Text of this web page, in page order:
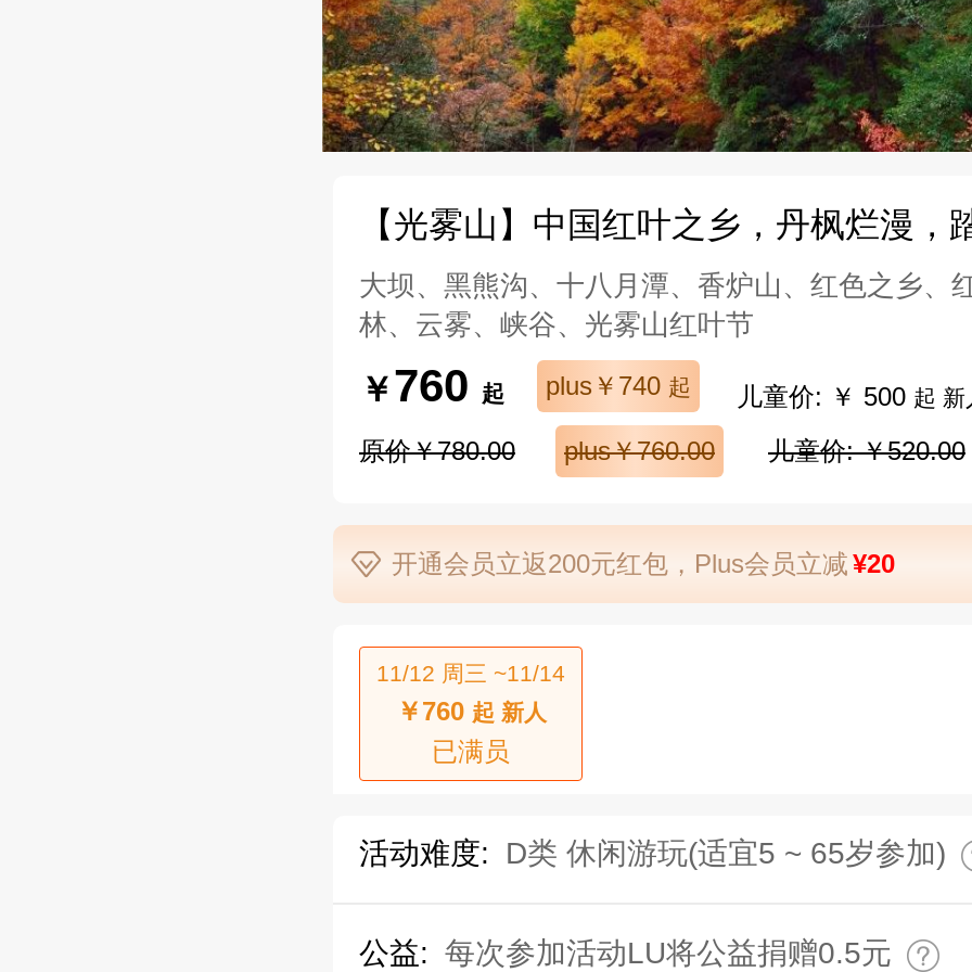
【光雾山】中国红叶之乡，丹枫烂漫，
大坝、黑熊沟、十八月潭、香炉山、红色之乡、
林、云雾、峡谷、光雾山红叶节
￥760 起 plus￥740 起 儿童价: ￥ 500 起 新
原价￥780.00 plus￥760.00 儿童价: ￥520.00
开通会员立返200元红包，Plus会员立减¥20
11/12 周三 ~11/14
￥760 起 新人
已满员
活动难度: D类 休闲游玩(适宜5 ~ 65岁参加)
公益: 每次参加活动LU将公益捐赠0.5元